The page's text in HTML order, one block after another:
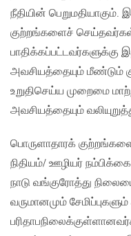
நீதியின்
குற்றங்களைச் செய்தவர்கள்
பாதிக்கப்பட்டவர்களுக்கு
அவசியத்தையும் மீண்டும்
உறுதிசெய்ய முறைமை
அவசியத்தையும்
பொருளாதாரக்
நிதியம்/ ஊழியர்
நாடு வங்குரோத்து
வருமானமும்